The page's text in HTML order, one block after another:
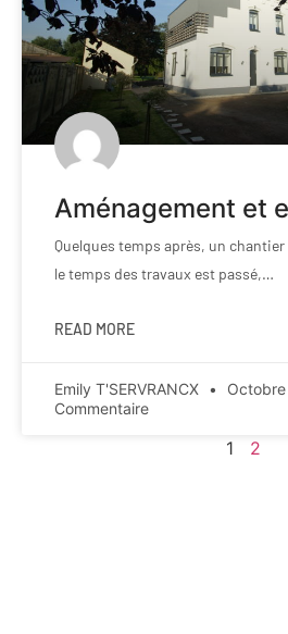
Aménagement et
Quelques temps après, un chantier
le temps des travaux est passé,…
READ MORE
Emily T'SERVRANCX
Commentaire
1 2